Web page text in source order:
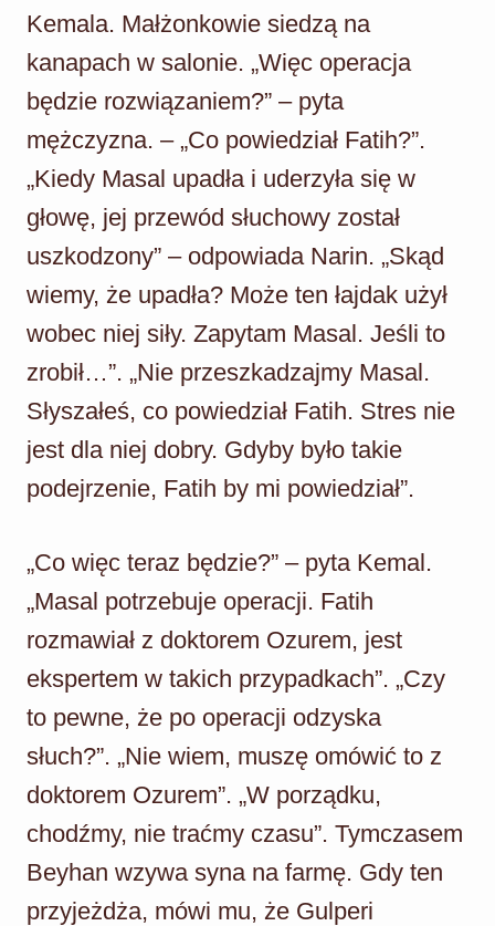
Kemala. Małżonkowie siedzą na
kanapach w salonie. „Więc operacja
będzie rozwiązaniem?” – pyta
mężczyzna. – „Co powiedział Fatih?”.
„Kiedy Masal upadła i uderzyła się w
głowę, jej przewód słuchowy został
uszkodzony” – odpowiada Narin. „Skąd
wiemy, że upadła? Może ten łajdak użył
wobec niej siły. Zapytam Masal. Jeśli to
zrobił…”. „Nie przeszkadzajmy Masal.
Słyszałeś, co powiedział Fatih. Stres nie
jest dla niej dobry. Gdyby było takie
podejrzenie, Fatih by mi powiedział”.
„Co więc teraz będzie?” – pyta Kemal.
„Masal potrzebuje operacji. Fatih
rozmawiał z doktorem Ozurem, jest
ekspertem w takich przypadkach”. „Czy
to pewne, że po operacji odzyska
słuch?”. „Nie wiem, muszę omówić to z
doktorem Ozurem”. „W porządku,
chodźmy, nie traćmy czasu”. Tymczasem
Beyhan wzywa syna na farmę. Gdy ten
przyjeżdża, mówi mu, że Gulperi